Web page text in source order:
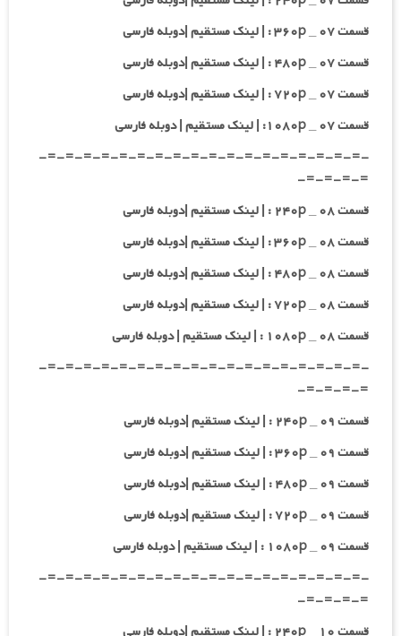
قسمت ۰۷ _ ۳۶۰p : | لینک مستقیم |دوبله فارسی
قسمت ۰۷ _ ۴۸۰p : | لینک مستقیم |دوبله فارسی
قسمت ۰۷ _ ۷۲۰p : | لینک مستقیم |دوبله فارسی
قسمت ۰۷ _ ۱۰۸۰p: | لینک مستقیم | دوبله فارسی
-=-=-=-=-=-=-=-=-=-=-=-=-=-=-=-=-=-=-
=-=-=-=-
قسمت ۰۸ _ ۲۴۰p : | لینک مستقیم |دوبله فارسی
قسمت ۰۸ _ ۳۶۰p : | لینک مستقیم |دوبله فارسی
قسمت ۰۸ _ ۴۸۰p : | لینک مستقیم |دوبله فارسی
قسمت ۰۸ _ ۷۲۰p : | لینک مستقیم |دوبله فارسی
قسمت ۰۸ _ ۱۰۸۰p : | لینک مستقیم | دوبله فارسی
-=-=-=-=-=-=-=-=-=-=-=-=-=-=-=-=-=-=-
=-=-=-=-
قسمت ۰۹ _ ۲۴۰p : | لینک مستقیم |دوبله فارسی
قسمت ۰۹ _ ۳۶۰p : | لینک مستقیم |دوبله فارسی
قسمت ۰۹ _ ۴۸۰p : | لینک مستقیم |دوبله فارسی
قسمت ۰۹ _ ۷۲۰p : | لینک مستقیم |دوبله فارسی
قسمت ۰۹ _ ۱۰۸۰p : | لینک مستقیم | دوبله فارسی
-=-=-=-=-=-=-=-=-=-=-=-=-=-=-=-=-=-=-
=-=-=-=-